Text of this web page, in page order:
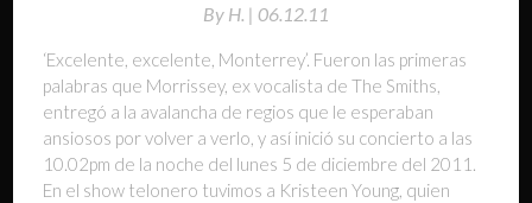
By H. | 06.12.11
‘Excelente, excelente, Monterrey’. Fueron las primeras
palabras que Morrissey, ex vocalista de The Smiths,
entregó a la avalancha de regios que le esperaban
ansiosos por volver a verlo, y así inició su concierto a las
10.02pm de la noche del lunes 5 de diciembre del 2011.
En el show telonero tuvimos a Kristeen Young, quien